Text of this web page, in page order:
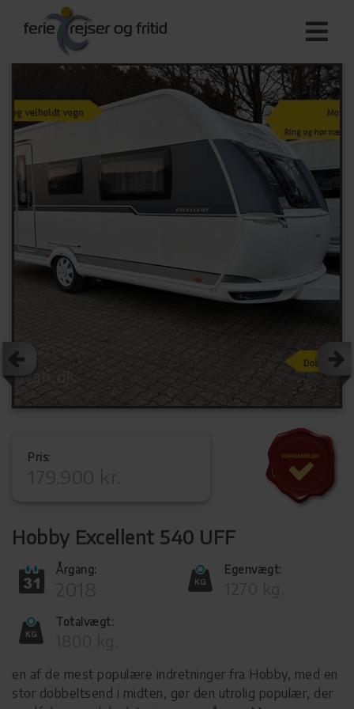
Pris:
Hobby Excellent 540 UFF
Årgang: Egenvægt:
Totalvægt:
en af de mest populære indretninger fra Hobby, med en
stor dobbeltsend i midten, gør den utrolig populær, der